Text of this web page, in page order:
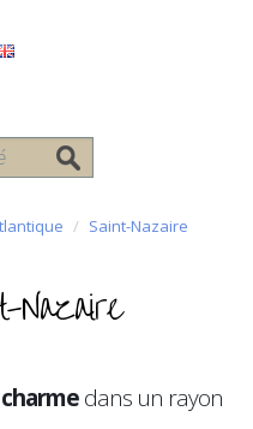
Saint-Nazaire
Nazaire
dans un rayon